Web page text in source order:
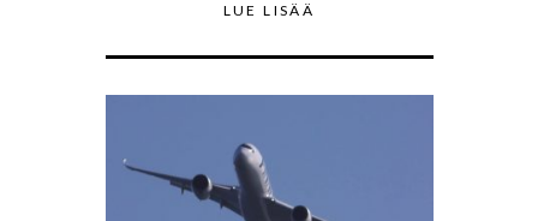
LUE LISÄÄ